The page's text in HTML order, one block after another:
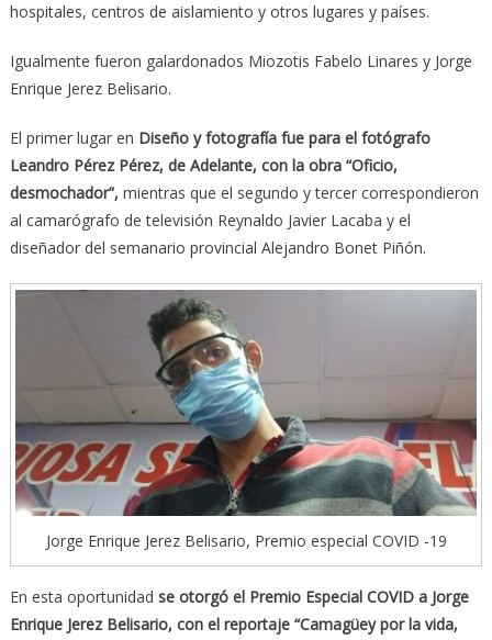
hospitales, centros de aislamiento y otros lugares y países.
Igualmente fueron galardonados Miozotis Fabelo Linares y Jorge
Enrique Jerez Belisario.
El primer lugar en Diseño y fotografía fue para el fotógrafo
Leandro Pérez Pérez, de Adelante, con la obra “Oficio,
desmochador”, mientras que el segundo y tercer correspondieron
al camarógrafo de televisión Reynaldo Javier Lacaba y el
diseñador del semanario provincial Alejandro Bonet Piñón.
Jorge Enrique Jerez Belisario, Premio especial COVID -19
En esta oportunidad se otorgó el Premio Especial COVID a Jorge
Enrique Jerez Belisario, con el reportaje “Camagüey por la vida,